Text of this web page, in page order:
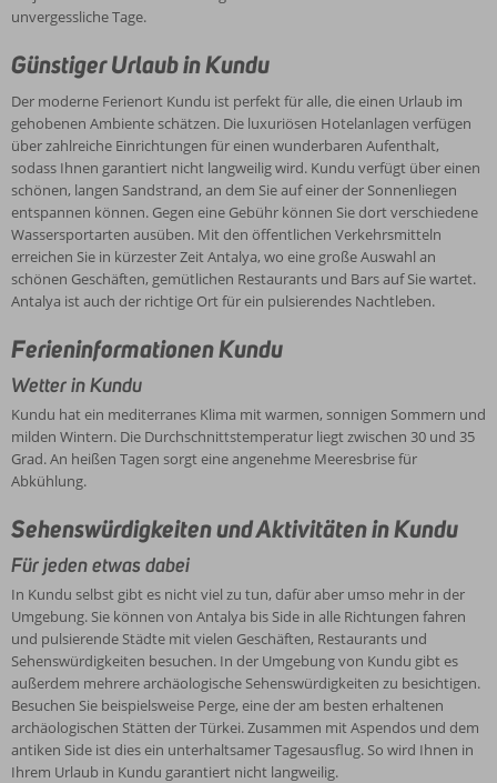
unvergessliche Tage.
Günstiger Urlaub in Kundu
Der moderne Ferienort Kundu ist perfekt für alle, die einen Urlaub im
gehobenen Ambiente schätzen. Die luxuriösen Hotelanlagen verfügen
über zahlreiche Einrichtungen für einen wunderbaren Aufenthalt,
sodass Ihnen garantiert nicht langweilig wird. Kundu verfügt über einen
schönen, langen Sandstrand, an dem Sie auf einer der Sonnenliegen
entspannen können. Gegen eine Gebühr können Sie dort verschiedene
Wassersportarten ausüben. Mit den öffentlichen Verkehrsmitteln
erreichen Sie in kürzester Zeit Antalya, wo eine große Auswahl an
schönen Geschäften, gemütlichen Restaurants und Bars auf Sie wartet.
Antalya ist auch der richtige Ort für ein pulsierendes Nachtleben.
Ferieninformationen Kundu
Wetter in Kundu
Kundu hat ein mediterranes Klima mit warmen, sonnigen Sommern und
milden Wintern. Die Durchschnittstemperatur liegt zwischen 30 und 35
Grad. An heißen Tagen sorgt eine angenehme Meeresbrise für
Abkühlung.
Sehenswürdigkeiten und Aktivitäten in Kundu
Für jeden etwas dabei
In Kundu selbst gibt es nicht viel zu tun, dafür aber umso mehr in der
Umgebung. Sie können von Antalya bis Side in alle Richtungen fahren
und pulsierende Städte mit vielen Geschäften, Restaurants und
Sehenswürdigkeiten besuchen. In der Umgebung von Kundu gibt es
außerdem mehrere archäologische Sehenswürdigkeiten zu besichtigen.
Besuchen Sie beispielsweise Perge, eine der am besten erhaltenen
archäologischen Stätten der Türkei. Zusammen mit Aspendos und dem
antiken Side ist dies ein unterhaltsamer Tagesausflug. So wird Ihnen in
Ihrem Urlaub in Kundu garantiert nicht langweilig.